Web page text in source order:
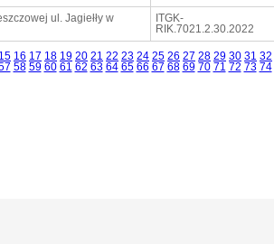
ul. Jagiełły w
ITGK-
RIK.7021.2.30.2022
15 16 17 18 19 20 21 22 23 24 25 26 27 28 29 30 31 32
58 59 60 61 62 63 64 65 66 67 68 69 70 71 72 73 74